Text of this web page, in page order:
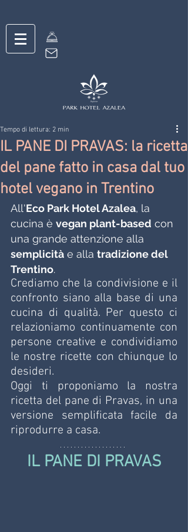
IL PANE DI PRAVAS: la ricetta
del pane fatto in casa dal tuo
hotel vegano in Trentino
Tempo di lettura: 2 min
All'Eco Park Hotel Azalea, la
cucina è vegan plant-based con
una grande attenzione alla
semplicità e alla tradizione del
Trentino.
Crediamo che la condivisione e il
confronto siano alla base di una
cucina di qualità. Per questo ci
relazioniamo continuamente con
persone creative e condividiamo
le nostre ricette con chiunque lo
desideri.
Oggi ti proponiamo la nostra
ricetta del pane di Pravas, in una
versione semplificata facile da
riprodurre a casa.
IL PANE DI PRAVAS